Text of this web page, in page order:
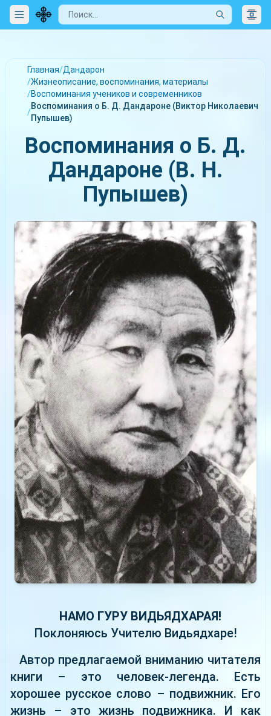
Главная/Дандарон
/Жизнеописание, воспоминания, материалы
/Воспоминания учеников и современников
/
Воспоминания о Б. Д. Дандароне (Виктор Николаевич
Пупышев)
Воспоминания о Б. Д.
Дандароне (В. Н.
Пупышев)
НАМО ГУРУ ВИДЬЯДХАРАЯ!
Поклоняюсь Учителю Видьядхаре!
Автор предлагаемой вниманию читателя
книги – это человек-легенда. Есть
хорошее русское слово – подвижник. Его
жизнь – это жизнь подвижника. И как